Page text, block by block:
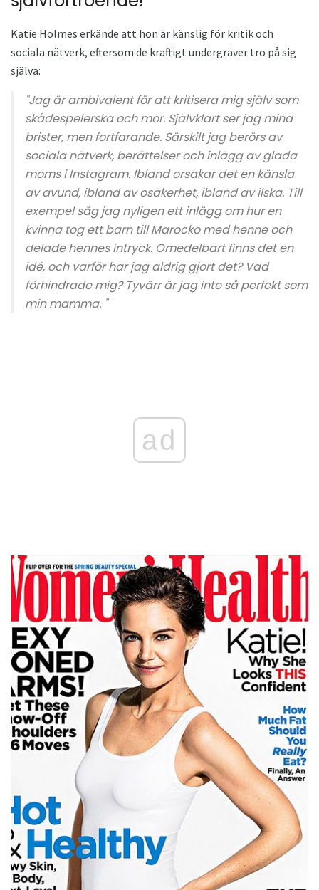
Katie Holmes erkände att hon är känslig för kritik och
sociala nätverk, eftersom de kraftigt undergräver tro på sig
själva:
"Jag är ambivalent för att kritisera mig själv som
skådespelerska och mor. Självklart ser jag mina
brister, men fortfarande. Särskilt jag berörs av
sociala nätverk, berättelser och inlägg av glada
moms i Instagram. Ibland orsakar det en känsla
av avund, ibland av osäkerhet, ibland av ilska. Till
exempel såg jag nyligen ett inlägg om hur en
kvinna tog ett barn till Marocko med henne och
delade hennes intryck. Omedelbart finns det en
idé, och varför har jag aldrig gjort det? Vad
förhindrade mig? Tyvärr är jag inte så perfekt som
min mamma. "
ad